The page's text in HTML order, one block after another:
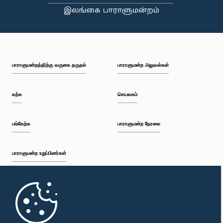
பி.ப. 2:15 - பி.ப. 2:25
பி.ப. 2:30 - பி.ப. 2:39
பி.ப. 2:48 - பி.ப. 2:57
பாராளுமன்றத்திற்கு வருகை தருதல்
கற்க
பங்கேற்க
பாராளுமன்ற உறுப்பினர்கள்
முதற்பக்கம்
பாராளுமன்ற அலுவல்கள்
செயலகம்
பாராளுமன்ற நேரலை